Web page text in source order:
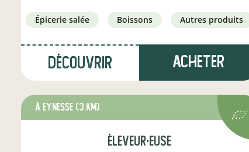
épicerie salée boissons autres produits
Découvrir Acheter
à Eynesse (3 km)
éleveur·euse